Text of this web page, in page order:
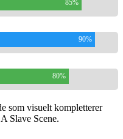
85%
90%
80%
som visuelt kompletterer
.